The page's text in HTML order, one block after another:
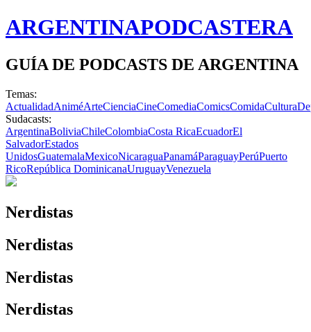
ARGENTINAPODCASTERA
GUÍA DE PODCASTS DE ARGENTINA
Temas:
ActualidadAniméArteCienciaCineComediaComicsComidaCultura
Sudacasts:
ArgentinaBoliviaChileColombiaCosta RicaEcuadorEl
SalvadorEstados
UnidosGuatemalaMexicoNicaraguaPanamáParaguayPerúPuerto
RicoRepública DominicanaUruguayVenezuela
Nerdistas
Nerdistas
Nerdistas
Nerdistas